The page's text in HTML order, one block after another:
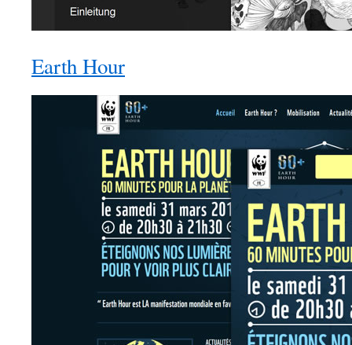
Earth Hour